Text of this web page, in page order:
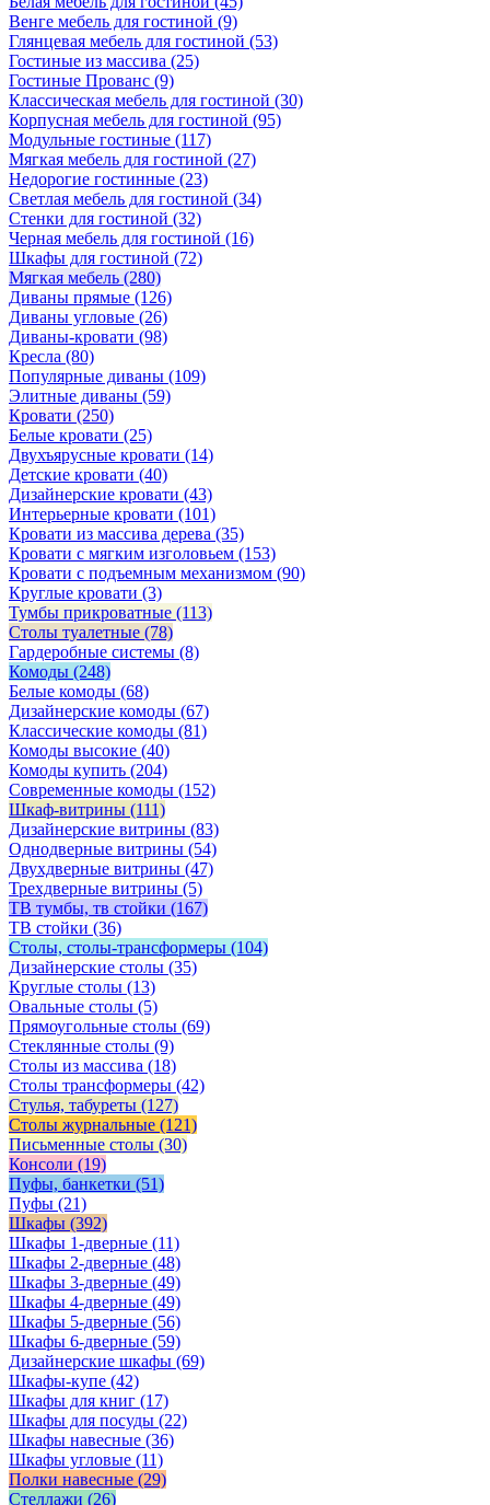
Венге мебель для гостиной (9)
Глянцевая мебель для гостиной (53)
Гостиные из массива (25)
Гостиные Прованс (9)
Классическая мебель для гостиной (30)
Корпусная мебель для гостиной (95)
Модульные гостиные (117)
Мягкая мебель для гостиной (27)
Недорогие гостинные (23)
Светлая мебель для гостиной (34)
Стенки для гостиной (32)
Черная мебель для гостиной (16)
Шкафы для гостиной (72)
Мягкая мебель (280)
Диваны прямые (126)
Диваны угловые (26)
Диваны-кровати (98)
Кресла (80)
Популярные диваны (109)
Элитные диваны (59)
Кровати (250)
Белые кровати (25)
Двухъярусные кровати (14)
Детские кровати (40)
Дизайнерские кровати (43)
Интерьерные кровати (101)
Кровати из массива дерева (35)
Кровати с мягким изголовьем (153)
Кровати с подъемным механизмом (90)
Круглые кровати (3)
Тумбы прикроватные (113)
Столы туалетные (78)
Гардеробные системы (8)
Комоды (248)
Белые комоды (68)
Дизайнерские комоды (67)
Классические комоды (81)
Комоды высокие (40)
Комоды купить (204)
Современные комоды (152)
Шкаф-витрины (111)
Дизайнерские витрины (83)
Однодверные витрины (54)
Двухдверные витрины (47)
Трехдверные витрины (5)
ТВ тумбы, тв стойки (167)
ТВ стойки (36)
Столы, столы-трансформеры (104)
Дизайнерские столы (35)
Круглые столы (13)
Овальные столы (5)
Прямоугольные столы (69)
Стеклянные столы (9)
Столы из массива (18)
Столы трансформеры (42)
Стулья, табуреты (127)
Столы журнальные (121)
Письменные столы (30)
Консоли (19)
Пуфы, банкетки (51)
Пуфы (21)
Шкафы (392)
Шкафы 1-дверные (11)
Шкафы 2-дверные (48)
Шкафы 3-дверные (49)
Шкафы 4-дверные (49)
Шкафы 5-дверные (56)
Шкафы 6-дверные (59)
Дизайнерские шкафы (69)
Шкафы-купе (42)
Шкафы для книг (17)
Шкафы для посуды (22)
Шкафы навесные (36)
Шкафы угловые (11)
Полки навесные (29)
Стеллажи (26)